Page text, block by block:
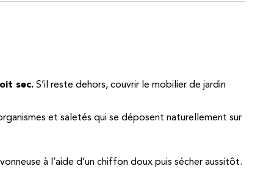
sec. S’il reste dehors, couvrir le mobilier de jardin
et saletés qui se déposent naturellement sur
à l’aide d’un chiffon doux puis sécher aussitôt.